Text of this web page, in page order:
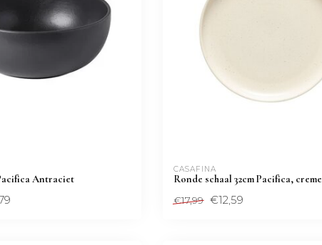
Antraciet
CASAFINA
Ronde schaal 32cm Pacifica, creme
€17,99 €12,59